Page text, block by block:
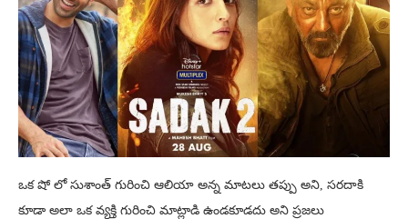
ఒక షో లో సుశాంత్ గురించి ఆలియా అన్న మాటలు తప్పు అని, సరదాకి
కూడా అలా ఒక వ్యక్తి గురించి మాట్లాడి ఉండకూడదు అని ప్రజలు